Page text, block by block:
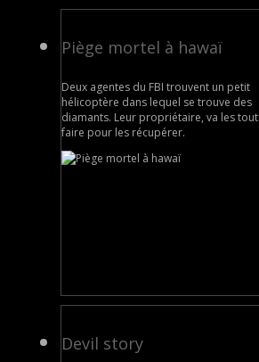
Piège mortel à hawaï
Deux agentes du FBI trouvent un petit
hélicoptère dans lequel se trouve des
diamants. Leur propriétaire, va les tout
faire pour les récupérer.
Devil story